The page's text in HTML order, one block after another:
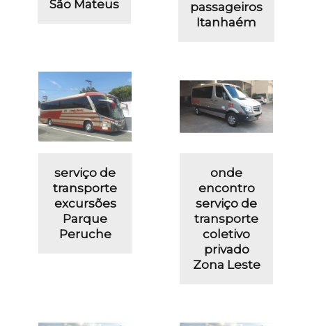
São Mateus
passageiros
Itanhaém
serviço de
transporte
excursões
Parque
Peruche
onde
encontro
serviço de
transporte
coletivo
privado
Zona Leste